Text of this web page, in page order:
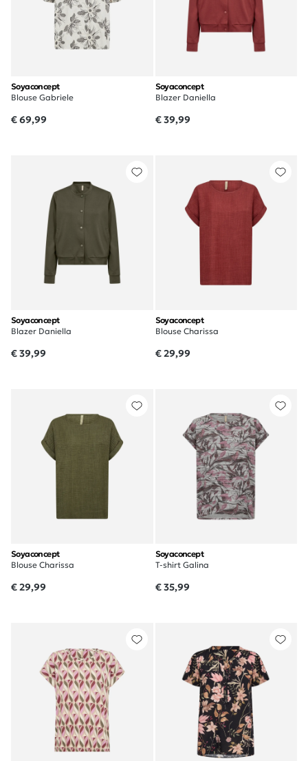
Soyaconcept
Blouse Gabriele
€ 69,99
Soyaconcept
Blazer Daniella
€ 39,99
Soyaconcept
Blazer Daniella
€ 39,99
Soyaconcept
Blouse Charissa
€ 29,99
Soyaconcept
Blouse Charissa
€ 29,99
Soyaconcept
T-shirt Galina
€ 35,99